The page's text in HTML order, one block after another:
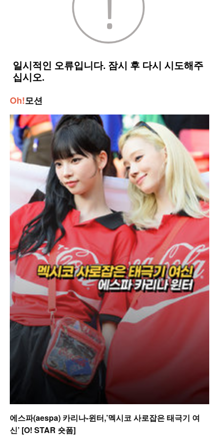
Oh!모션
에스파(aespa) 카리나-윈터,’멕시코 사로잡은 태극기 여
신’ [O! STAR 숏폼]